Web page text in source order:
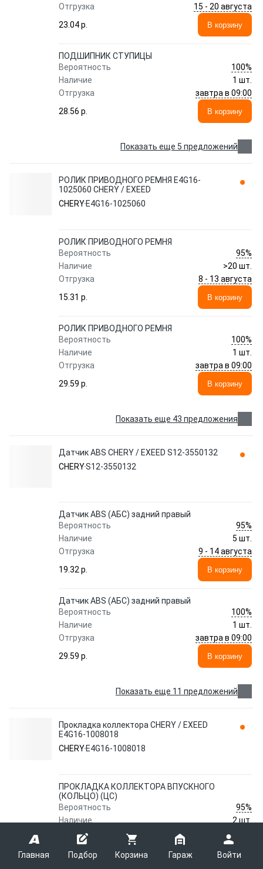
Главная Подбор Корзина Гараж Войти
Отгрузка
15 - 20 августа
23.04 p.
В корзину
ПОДШИПНИК СТУПИЦЫ
Вероятность
100%
Наличие
1 шт.
Отгрузка
завтра в 09:00
28.56 p.
В корзину
Показать еще 5 предложений
РОЛИК ПРИВОДНОГО РЕМНЯ E4G16-
1025060 CHERY / EXEED
CHERY E4G16-1025060
РОЛИК ПРИВОДНОГО РЕМНЯ
Вероятность
95%
Наличие
>20 шт.
Отгрузка
8 - 13 августа
15.31 p.
В корзину
РОЛИК ПРИВОДНОГО РЕМНЯ
Вероятность
100%
Наличие
1 шт.
Отгрузка
завтра в 09:00
29.59 p.
В корзину
Показать еще 43 предложения
Датчик ABS CHERY / EXEED S12-3550132
CHERYS12-3550132
Датчик ABS (АБС) задний правый
Вероятность
95%
Наличие
5 шт.
Отгрузка
9 - 14 августа
19.32 p.
В корзину
Датчик ABS (АБС) задний правый
Вероятность
100%
Наличие
1 шт.
Отгрузка
завтра в 09:00
29.59 p.
В корзину
Показать еще 11 предложений
Прокладка коллектора CHERY / EXEED
E4G16-1008018
CHERY E4G16-1008018
ПРОКЛАДКА КОЛЛЕКТОРА ВПУСКНОГО
(КОЛЬЦО) (ЦС)
Вероятность
95%
Наличие
2 шт.
Отгрузка
9 - 14 августа
2.95 p.
В корзину